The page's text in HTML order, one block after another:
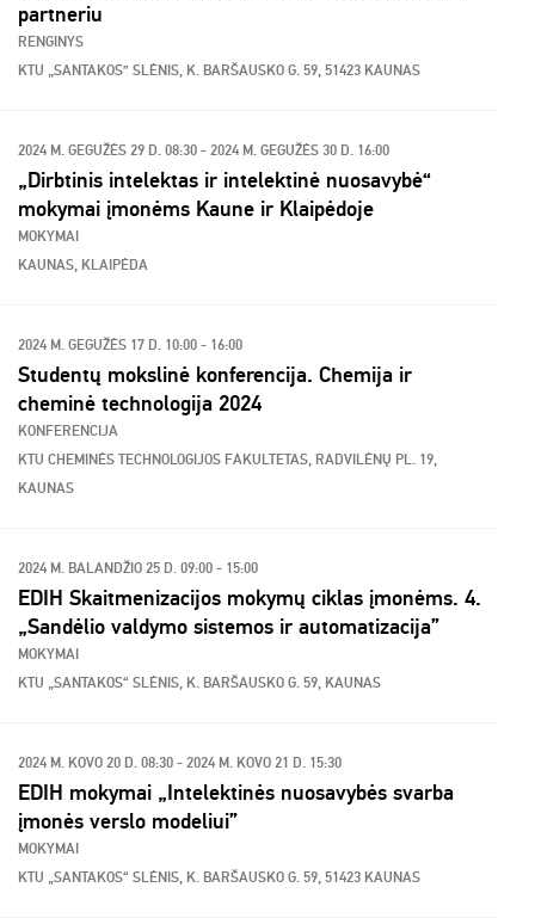
partneriu
RENGINYS
KTU „SANTAKOS” SLĖNIS, K. BARŠAUSKO G. 59, 51423 KAUNAS
2024 M. GEGUŽĖS 29 D. 08:30 - 2024 M. GEGUŽĖS 30 D. 16:00
„Dirbtinis intelektas ir intelektinė nuosavybė“
mokymai įmonėms Kaune ir Klaipėdoje
MOKYMAI
KAUNAS, KLAIPĖDA
2024 M. GEGUŽĖS 17 D. 10:00 - 16:00
Studentų mokslinė konferencija. Chemija ir
cheminė technologija 2024
KONFERENCIJA
KTU CHEMINĖS TECHNOLOGIJOS FAKULTETAS, RADVILĖNŲ PL. 19,
KAUNAS
2024 M. BALANDŽIO 25 D. 09:00 - 15:00
EDIH Skaitmenizacijos mokymų ciklas įmonėms. 4.
„Sandėlio valdymo sistemos ir automatizacija”
MOKYMAI
KTU „SANTAKOS“ SLĖNIS, K. BARŠAUSKO G. 59, KAUNAS
2024 M. KOVO 20 D. 08:30 - 2024 M. KOVO 21 D. 15:30
EDIH mokymai „Intelektinės nuosavybės svarba
įmonės verslo modeliui”
MOKYMAI
KTU „SANTAKOS“ SLĖNIS, K. BARŠAUSKO G. 59, 51423 KAUNAS